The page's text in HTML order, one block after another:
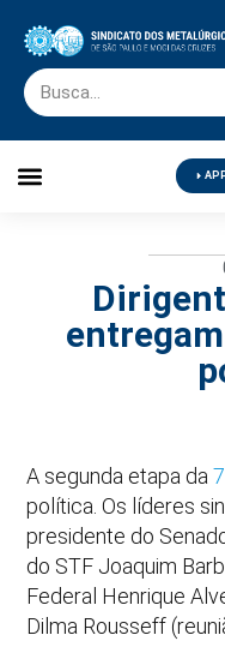
A segunda etapa da
política. Os líderes
presidente do
do STF Joaquim
Federal Henrique
Dilma Rousseff